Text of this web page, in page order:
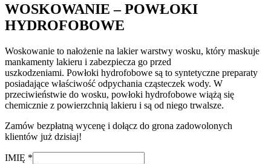
WOSKOWANIE – POWŁOKI
HYDROFOBOWE
Woskowanie to nałożenie na lakier warstwy wosku, który maskuje
mankamenty lakieru i zabezpiecza go przed
uszkodzeniami. Powłoki hydrofobowe są to syntetyczne preparaty
posiadające właściwość odpychania cząsteczek wody. W
przeciwieństwie do wosku, powłoki hydrofobowe wiążą się
chemicznie z powierzchnią lakieru i są od niego trwalsze.
Zamów bezpłatną wycenę i dołącz do grona zadowolonych
klientów już dzisiaj!
IMIĘ *